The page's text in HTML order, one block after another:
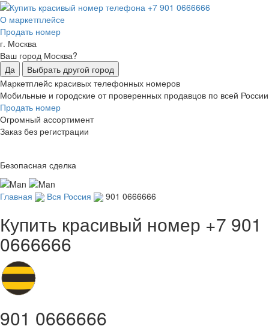
О маркетплейсе
Продать номер
г. Москва
Ваш город Москва?
Да
Выбрать другой город
Маркетплейс красивых телефонных номеров
Мобильные и городские от проверенных продавцов по всей России
Продать номер
Огромный ассортимент
Заказ без регистрации
Безопасная сделка
Главная Вся Россия 901 0666666
Купить красивый номер +7 901
0666666
901 0666666